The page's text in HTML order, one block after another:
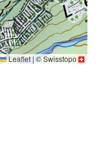
Leaflet|©Swisstopo